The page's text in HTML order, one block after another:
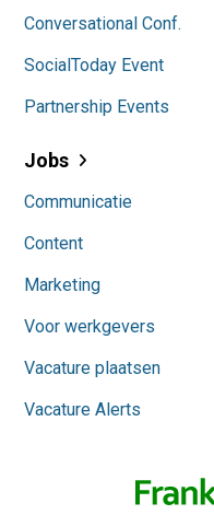
Conversational Conf.
SocialToday Event
Partnership Events
Jobs
Communicatie
Content
Marketing
Voor werkgevers
Vacature plaatsen
Vacature Alerts